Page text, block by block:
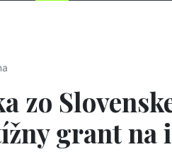
zo
grant na